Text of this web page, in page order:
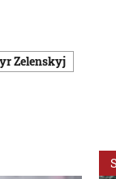
Zelenskyj